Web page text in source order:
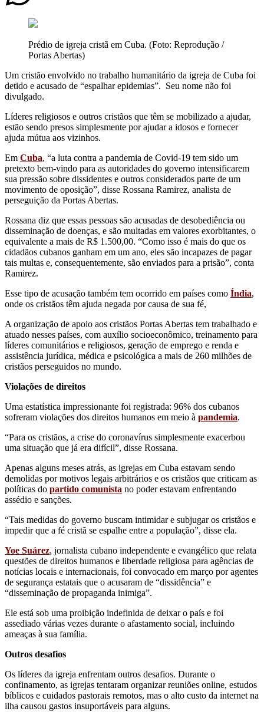
Prédio de igreja cristã em Cuba. (Foto: Reprodução /
Portas Abertas)
Um cristão envolvido no trabalho humanitário da igreja de Cuba foi
detido e acusado de “espalhar epidemias”. Seu nome não foi
divulgado.
Líderes religiosos e outros cristãos que têm se mobilizado a ajudar,
estão sendo presos simplesmente por ajudar a idosos e fornecer
ajuda mútua aos vizinhos.
Em Cuba, “a luta contra a pandemia de Covid-19 tem sido um
pretexto bem-vindo para as autoridades do governo intensificarem
sua pressão sobre dissidentes e outros considerados parte de um
movimento de oposição”, disse Rossana Ramirez, analista de
perseguição da Portas Abertas.
Rossana diz que essas pessoas são acusadas de desobediência ou
disseminação de doenças, e são multadas em valores exorbitantes, o
equivalente a mais de R$ 1.500,00. “Como isso é mais do que os
cidadãos cubanos ganham em um ano, eles são incapazes de pagar
tais multas e, consequentemente, são enviados para a prisão”, conta
Ramirez.
Esse tipo de acusação também tem ocorrido em países como Índia,
onde os cristãos têm ajuda negada por causa de sua fé,
A organização de apoio aos cristãos Portas Abertas tem trabalhado e
atuado nesses países, com auxílio socioeconômico, treinamento para
líderes comunitários e religiosos, geração de emprego e renda e
assistência jurídica, médica e psicológica a mais de 260 milhões de
cristãos perseguidos no mundo.
Violações de direitos
Uma estatística impressionante foi registrada: 96% dos cubanos
sofreram violações dos direitos humanos em meio à pandemia.
“Para os cristãos, a crise do coronavírus simplesmente exacerbou
uma situação que já era difícil”, disse Rossana.
Apenas alguns meses atrás, as igrejas em Cuba estavam sendo
demolidas por motivos legais arbitrários e os cristãos que criticam as
políticas do partido comunista no poder estavam enfrentando
assédio e sanções.
“Tais medidas do governo buscam intimidar e subjugar os cristãos e
impedir que a fé cristã se espalhe entre a população”, disse ela.
Yoe Suárez, jornalista cubano independente e evangélico que relata
questões de direitos humanos e liberdade religiosa para agências de
notícias locais e internacionais, foi convocado em março por agentes
de segurança estatais que o acusaram de “dissidência” e
“disseminação de propaganda inimiga”.
Ele está sob uma proibição indefinida de deixar o país e foi
assediado várias vezes durante o afastamento social, incluindo
ameaças à sua família.
Outros desafios
Os líderes da igreja enfrentam outros desafios. Durante o
confinamento, as igrejas tentaram organizar reuniões online, estudos
bíblicos e cuidados pastorais remotos, mas o alto custo da internet na
ilha causou gastos insuportáveis ​​para alguns.